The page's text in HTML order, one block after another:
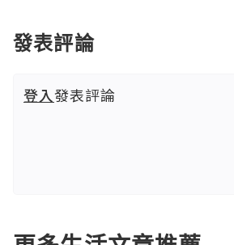
發表評論
登入發表評論